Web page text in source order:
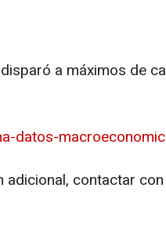
a máximos de
datos-
contactar con